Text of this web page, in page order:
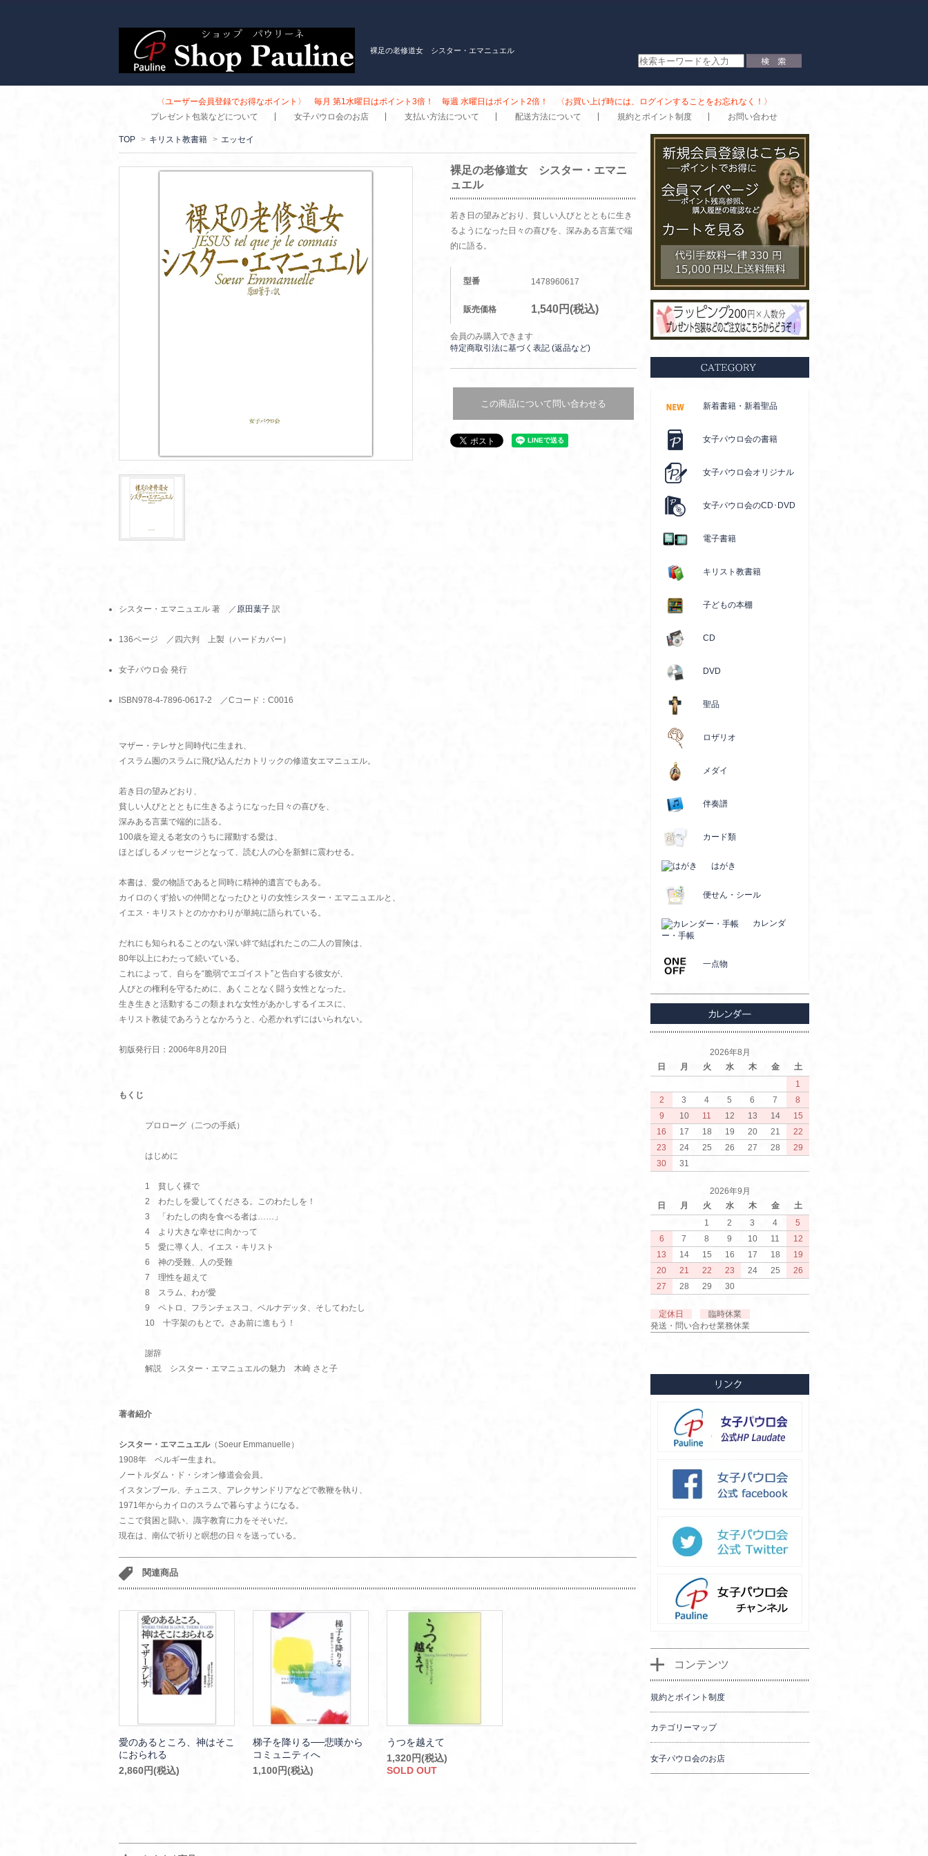
裸足の老修道女 シスター・エマニュエル
〈ユーザー会員登録でお得なポイント〉 毎月 第1水曜日はポイント3倍！ 毎週 水曜日はポイント2倍！ 〈お買い上げ時には、ログインすることをお忘れなく！〉
プレゼント包装などについて
女子パウロ会のお店 支払い方法について 配送方法について 規約とポイント制度 お問い合わせ
TOP > キリスト教書籍 > エッセイ
裸足の老修道女 シスター・エマニ
ュエル
若き日の望みどおり、貧しい人びととともに生き
るようになった日々の喜びを、深みある言葉で端
的に語る。
型番 1478960617
販売価格 1,540円(税込)
会員のみ購入できます
特定商取引法に基づく表記 (返品など)
この商品について問い合わせる
シスター・エマニュエル 著 ／ 原田葉子 訳
136ページ ／四六判 上製（ハードカバー）
女子パウロ会 発行
ISBN978-4-7896-0617-2 ／Cコード：C0016
マザー・テレサと同時代に生まれ、
イスラム圏のスラムに飛び込んだカトリックの修道女エマニュエル。
若き日の望みどおり、
貧しい人びととともに生きるようになった日々の喜びを、
深みある言葉で端的に語る。
100歳を迎える老女のうちに躍動する愛は、
ほとばしるメッセージとなって、読む人の心を新鮮に震わせる。
本書は、愛の物語であると同時に精神的遺言でもある。
カイロのくず拾いの仲間となったひとりの女性シスター・エマニュエルと、
イエス・キリストとのかかわりが単純に語られている。
だれにも知られることのない深い絆で結ばれたこの二人の冒険は、
80年以上にわたって続いている。
これによって、自らを“脆弱でエゴイスト”と告白する彼女が、
人びとの権利を守るために、あくことなく闘う女性となった。
生き生きと活動するこの類まれな女性があかしするイエスに、
キリスト教徒であろうとなかろうと、心惹かれずにはいられない。
初版発行日：2006年8月20日
もくじ
プロローグ（二つの手紙）
はじめに
1 貧しく裸で
2 わたしを愛してくださる。このわたしを！
3 「わたしの肉を食べる者は……」
4 より大きな幸せに向かって
5 愛に導く人、イエス・キリスト
6 神の受難、人の受難
7 理性を超えて
8 スラム、わが愛
9 ペトロ、フランチェスコ、ベルナデッタ、そしてわたし
10 十字架のもとで。さあ前に進もう！
謝辞
解説 シスター・エマニュエルの魅力 木崎 さと子
著者紹介
シスター・エマニュエル（Soeur Emmanuelle）
1908年 ベルギー生まれ。
ノートルダム・ド・シオン修道会会員。
イスタンブール、チュニス、アレクサンドリアなどで教鞭を執り、
1971年からカイロのスラムで暮らすようになる。
ここで貧困と闘い、識字教育に力をそそいだ。
現在は、南仏で祈りと瞑想の日々を送っている。
関連商品
愛のあるところ、神はそこ
におられる
2,860円(税込)
梯子を降りる──悲嘆から
コミュニティへ
1,100円(税込)
うつを越えて
1,320円(税込)
SOLD OUT
新着書籍・新着聖品
女子パウロ会の書籍
女子パウロ会オリジナル
女子パウロ会のCD･DVD
電子書籍
キリスト教書籍
子どもの本棚
CD
DVD
聖品
ロザリオ
メダイ
伴奏譜
カード類
はがき
便せん・シール
カレンダ
ー・手帳
一点物
2026年8月
日
月 火 水 木 金
土
1
2
3 4 5 6 7
8
9
10 11 12 13 14
15
16
17 18 19 20 21
22
23
24 25 26 27 28
29
30
31
2026年9月
日
月 火 水 木 金
土
1
2 3 4
5
6
7 8 9 10 11
12
13
14 15 16 17 18
19
20
21 22 23 24 25
26
27
28 29 30
定休日
臨時休業
発送・問い合わせ業務休業
コンテンツ
規約とポイント制度
カテゴリーマップ
女子パウロ会のお店